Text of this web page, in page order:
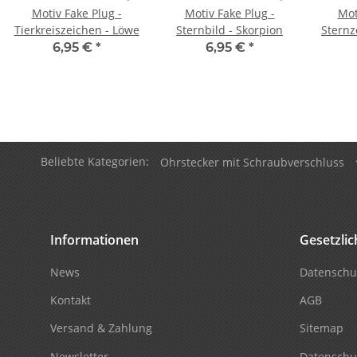
Motiv Fake Plug -
Tierkreiszeichen - Löwe
6,95 € *
Motiv Fake Plug -
Sternbild - Skorpion
6,95 € *
Beliebte Kategorien: Ohrstecker mit Schraubverschluss
Informationen
News
Kontakt
Versand & Zahlung
AGB
Sitemap